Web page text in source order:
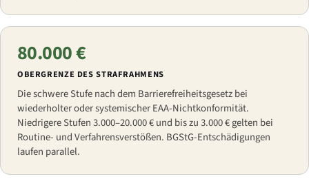
80.000 €
OBERGRENZE DES STRAFRAHMENS
Die schwere Stufe nach dem Barrierefreiheitsgesetz bei
wiederholter oder systemischer EAA-Nichtkonformität.
Niedrigere Stufen 3.000–20.000 € und bis zu 3.000 € gelten bei
Routine- und Verfahrensverstößen. BGStG-Entschädigungen
laufen parallel.